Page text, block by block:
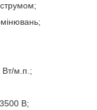
Вт/м.п.;
3500 В;